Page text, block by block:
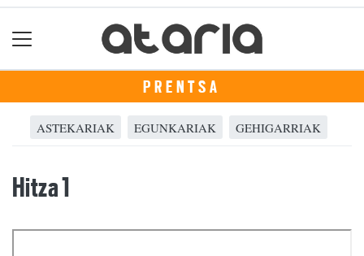
PRENTSA
ASTEKARIAK EGUNKARIAK GEHIGARRIAK
Hitza 1